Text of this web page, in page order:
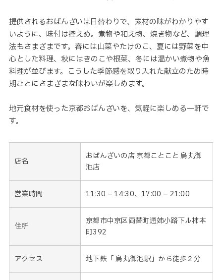
提供されるおばんざいは日替わりで、素材の味がわかりやす
いように、味付は控えめ。煮物や和え物、焼き物など、調理
法もさまざまです。春には山菜やたけのこ、夏には野菜を中
心とした料理、秋にはきのこや根菜、冬には温かい煮物や魚
料理が並びます。こうした季節感を取り入れた献立のため時
期ごとにさまざまな味わいが楽しめます。
地元食材を使った京都おばんざいを、気軽に楽しめる一軒で
す。
店名
おばんざいの店 京都ことこと 烏丸御
池店
営業時間 11:30 – 14:30、17:00 – 21:00
住所
京都市中京区両替町通姉小路下ル柿本
町392
アクセス 地下鉄「 烏丸御池駅」から徒歩２分